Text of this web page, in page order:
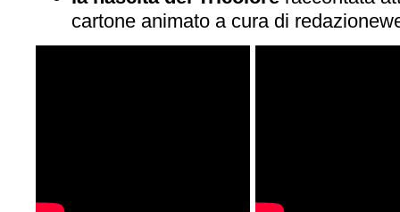
cartone animato a cura di